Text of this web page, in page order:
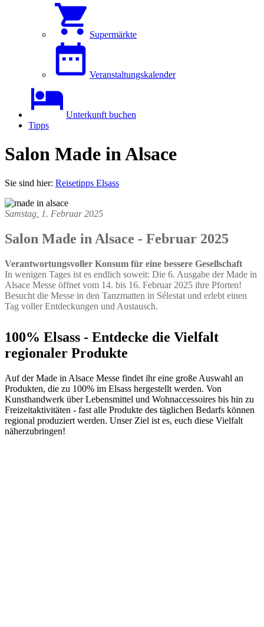
Supermärkte
Veranstaltungskalender
Unterkunft buchen
Tipps
Salon Made in Alsace
Sie sind hier: Reisetipps Elsass
Samstag, 1. Februar 2025
Salon Made in Alsace - Februar 2025
Verantwortungsvoller Konsum für eine bessere Gesellschaft
In wenigen Tages ist es endlich soweit: Die 6. Ausgabe der Made in
Alsace Messe öffnet vom 14. bis 16. Februar 2025 ihre Pforten!
Besucht die Messe in den Tanzmatten in Sélestat und erlebt einen
Tag voller Entdeckungen und Austausch.
100% Elsass - Entdecke die Vielfalt
regionaler Produkte
Auf der Made in Alsace Messe findet ihr eine große Auswahl an
Produkten, die zu 100% im Elsass hergestellt werden. Von
Kunsthandwerk über Lebensmittel und Wohnaccessoires bis hin zu
Freizeitaktivitäten - fast alle Produkte des täglichen Bedarfs können
regional produziert werden. Unser Ziel ist es, euch diese Vielfalt
näherzubringen!